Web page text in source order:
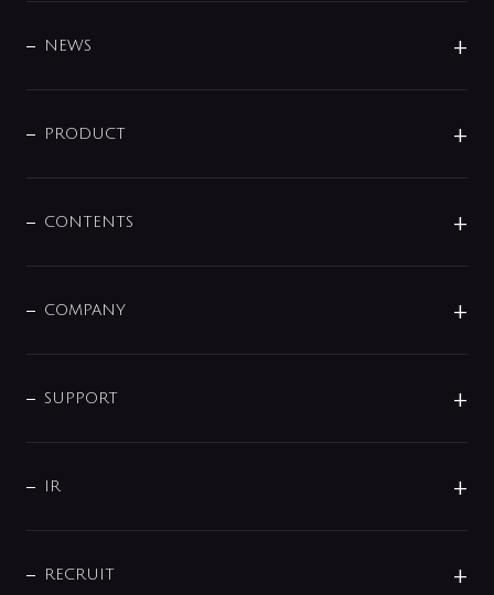
DESIGN
NEWS
商品に関して
その他
PRODUCT
センサー・タッチ水栓
単水栓
分岐
配管システム
バス・空調周辺用品
CONTENTS
じぶんシャワーが見つかる
COMPANY
企業理念
会社概要
事業所案内
SUPPORT
よくあるご質問
データダウンロード
IR
IRニュース
RECRUIT